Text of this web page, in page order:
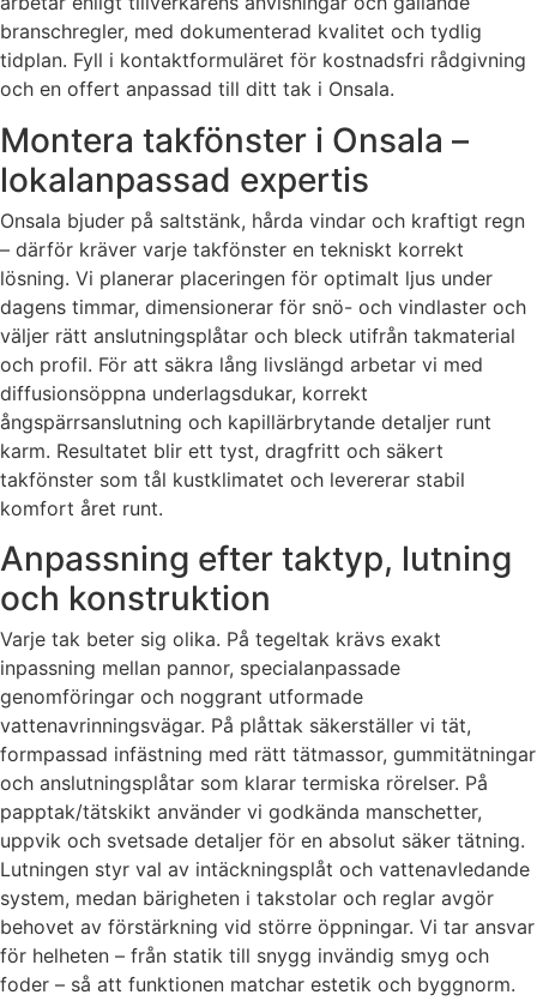
branschregler, med dokumenterad kvalitet och tydlig
tidplan. Fyll i kontaktformuläret för kostnadsfri rådgivning
och en offert anpassad till ditt tak i Onsala.
Montera takfönster i Onsala –
lokalanpassad expertis
Onsala bjuder på saltstänk, hårda vindar och kraftigt regn
– därför kräver varje takfönster en tekniskt korrekt
lösning. Vi planerar placeringen för optimalt ljus under
dagens timmar, dimensionerar för snö- och vindlaster och
väljer rätt anslutningsplåtar och bleck utifrån takmaterial
och profil. För att säkra lång livslängd arbetar vi med
diffusionsöppna underlagsdukar, korrekt
ångspärrsanslutning och kapillärbrytande detaljer runt
karm. Resultatet blir ett tyst, dragfritt och säkert
takfönster som tål kustklimatet och levererar stabil
komfort året runt.
Anpassning efter taktyp, lutning
och konstruktion
Varje tak beter sig olika. På tegeltak krävs exakt
inpassning mellan pannor, specialanpassade
genomföringar och noggrant utformade
vattenavrinningsvägar. På plåttak säkerställer vi tät,
formpassad infästning med rätt tätmassor, gummitätningar
och anslutningsplåtar som klarar termiska rörelser. På
papptak/tätskikt använder vi godkända manschetter,
uppvik och svetsade detaljer för en absolut säker tätning.
Lutningen styr val av intäckningsplåt och vattenavledande
system, medan bärigheten i takstolar och reglar avgör
behovet av förstärkning vid större öppningar. Vi tar ansvar
för helheten – från statik till snygg invändig smyg och
foder – så att funktionen matchar estetik och byggnorm.